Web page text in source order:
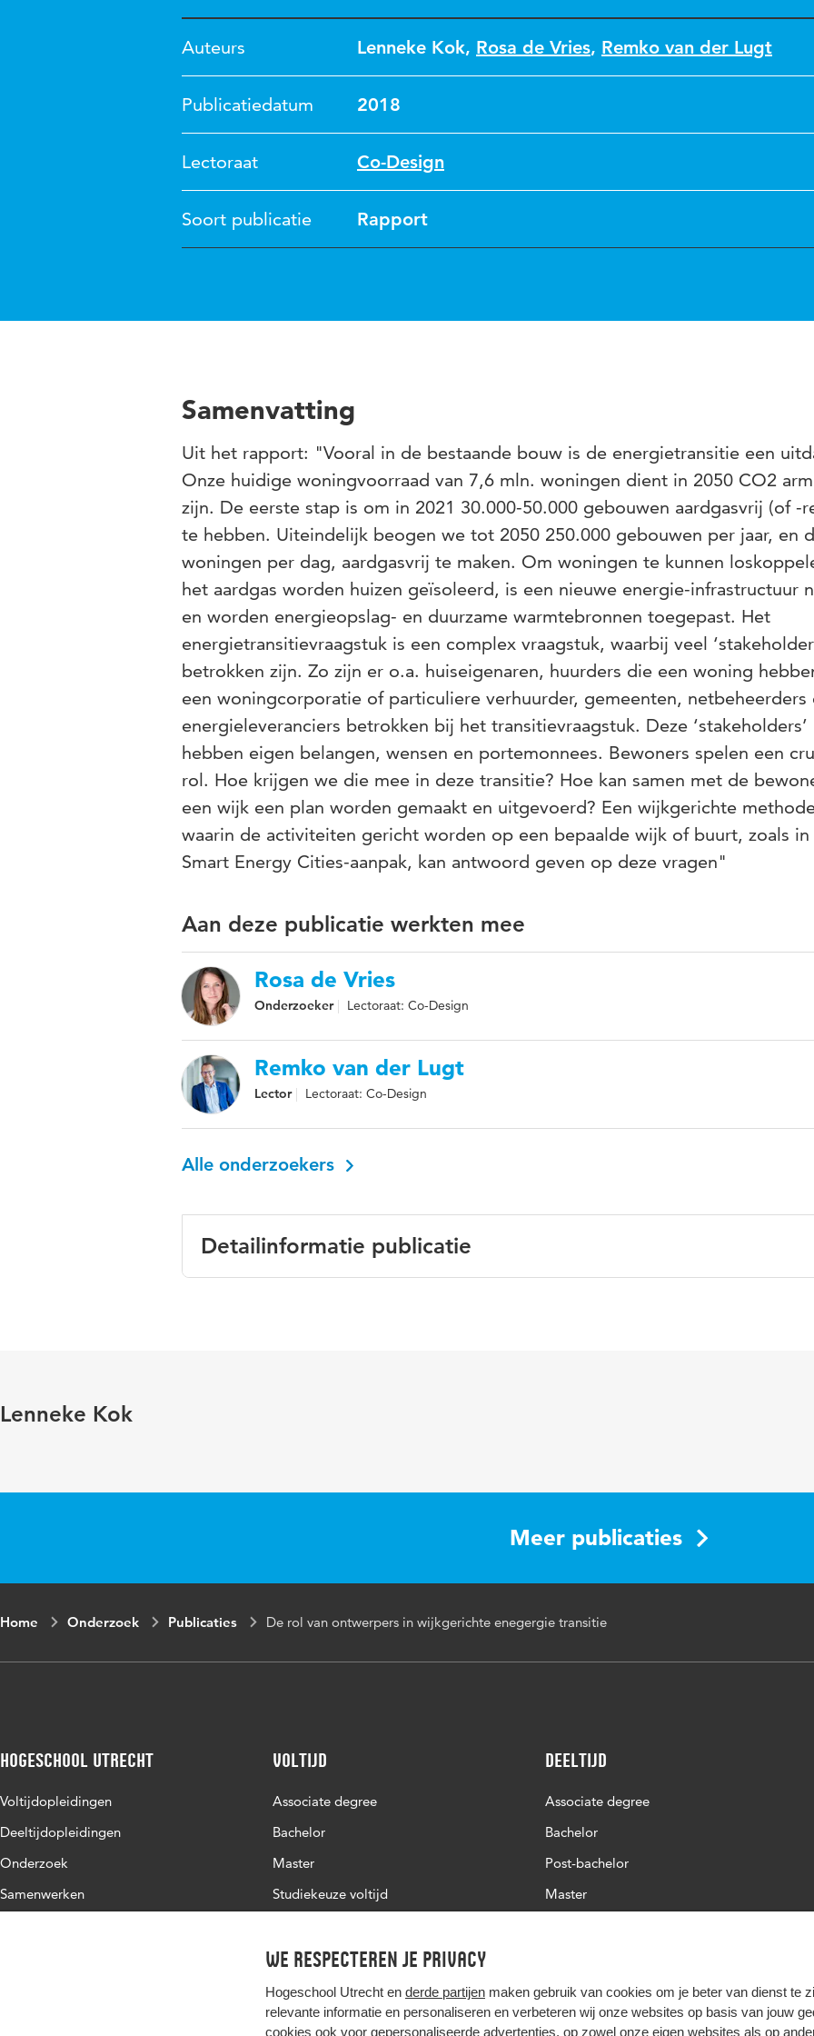
We respecteren je privacy
Hogeschool Utrecht en derde partijen maken gebruik van cookies om je beter van dienst te
relevante informatie en personaliseren en verbeteren wij onze websites op basis van jouw
cookies ook voor gepersonaliseerde advertenties, op zowel onze eigen websites als op
Auteurs Lenneke Kok, Rosa de Vries, Remko van der Lugt
Publicatiedatum 2018
Lectoraat Co-Design
Soort publicatie Rapport
Samenvatting
Uit het rapport: "Vooral in de bestaande bouw is de energietransitie een
Onze huidige woningvoorraad van 7,6 mln. woningen dient in 2050 CO2
zijn. De eerste stap is om in 2021 30.000-50.000 gebouwen aardgasvrij (of -
te hebben. Uiteindelijk beogen we tot 2050 250.000 gebouwen per jaar, en
woningen per dag, aardgasvrij te maken. Om woningen te kunnen
het aardgas worden huizen geïsoleerd, is een nieuwe energie-infrastructuur
en worden energieopslag- en duurzame warmtebronnen toegepast. Het
energietransitievraagstuk is een complex vraagstuk, waarbij veel
betrokken zijn. Zo zijn er o.a. huiseigenaren, huurders die een woning
een woningcorporatie of particuliere verhuurder, gemeenten, netbeheerders
energieleveranciers betrokken bij het transitievraagstuk. Deze ‘stakeholders’
hebben eigen belangen, wensen en portemonnees. Bewoners spelen een
rol. Hoe krijgen we die mee in deze transitie? Hoe kan samen met de
een wijk een plan worden gemaakt en uitgevoerd? Een wijkgerichte
waarin de activiteiten gericht worden op een bepaalde wijk of buurt, zoals in
Smart Energy Cities-aanpak, kan antwoord geven op deze vragen"
Aan deze publicatie werkten mee
Rosa de Vries
Onderzoeker Lectoraat: Co-Design
Remko van der Lugt
Lector Lectoraat: Co-Design
Alle onderzoekers
Detailinformatie publicatie
Lenneke Kok
Meer publicaties
Home Onderzoek Publicaties De rol van ontwerpers in wijkgerichte enegergie transitie
Hogeschool Utrecht
Voltijdopleidingen
Deeltijdopleidingen
Onderzoek
Samenwerken
Voltijd
Associate degree
Bachelor
Master
Studiekeuze voltijd
Deeltijd
Associate degree
Bachelor
Post-bachelor
Master